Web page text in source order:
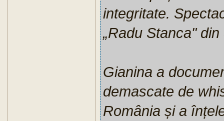
integritate.
„Radu Stanca" din
Gianina a
demascate de
România și a